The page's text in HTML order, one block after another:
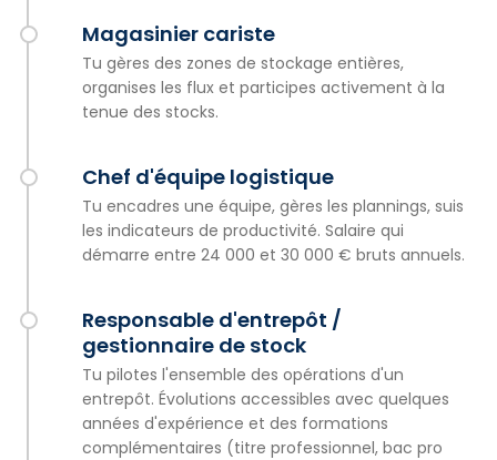
Magasinier cariste
Tu gères des zones de stockage entières,
organises les flux et participes activement à la
tenue des stocks.
Chef d'équipe logistique
Tu encadres une équipe, gères les plannings, suis
les indicateurs de productivité. Salaire qui
démarre entre 24 000 et 30 000 € bruts annuels.
Responsable d'entrepôt /
gestionnaire de stock
Tu pilotes l'ensemble des opérations d'un
entrepôt. Évolutions accessibles avec quelques
années d'expérience et des formations
complémentaires (titre professionnel, bac pro